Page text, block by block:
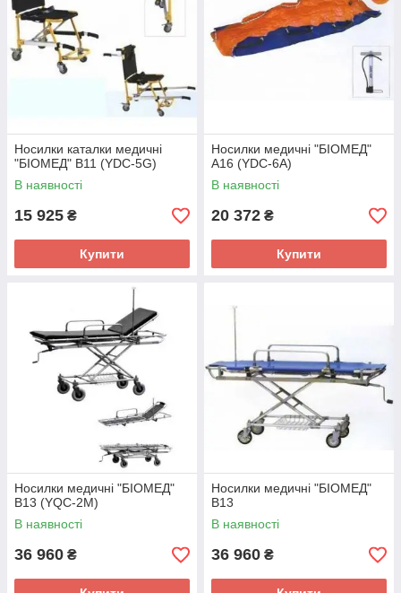
Носилки каталки медичні
"БІОМЕД" В11 (YDC-5G)
В наявності
15 925 ₴
Купити
Носилки медичні "БІОМЕД"
А16 (YDC-6А)
В наявності
20 372 ₴
Купити
Носилки медичні "БІОМЕД"
В13 (YQC-2M)
В наявності
36 960 ₴
Носилки медичні "БІОМЕД"
В13
В наявності
36 960 ₴